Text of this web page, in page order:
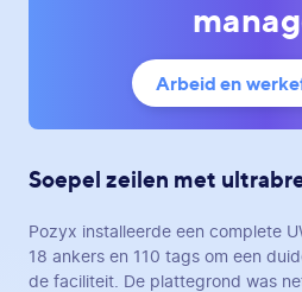
Arbeid en
Soepel zeilen met
Pozyx installeerde een complete
18 ankers en 110 tags om een
de faciliteit. De plattegrond was